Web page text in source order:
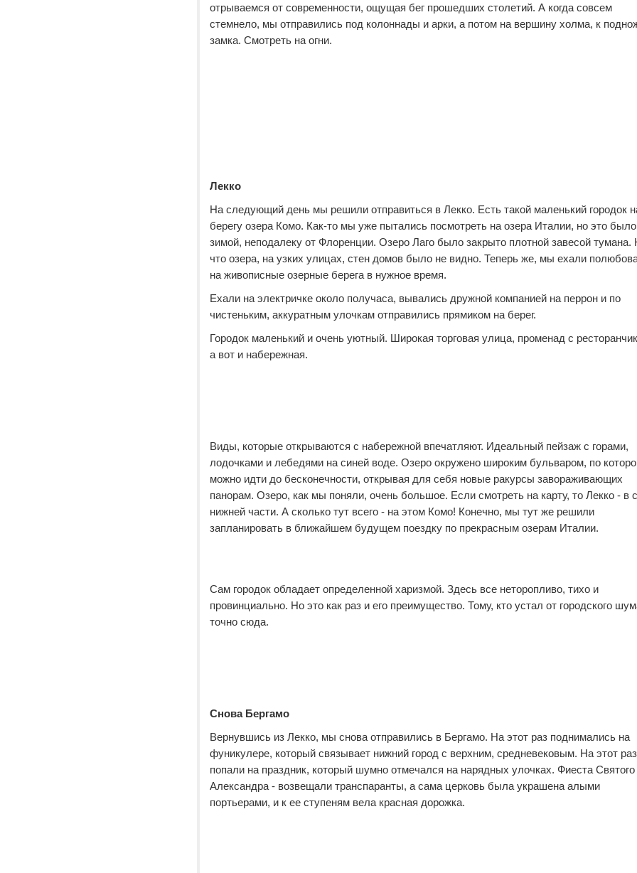
отрываемся от современности, ощущая бег прошедших столетий. А когда совсем
стемнело, мы отправились под колоннады и арки, а потом на вершину холма, к
замка. Смотреть на огни.
Лекко
На следующий день мы решили отправиться в Лекко. Есть такой маленький городок
берегу озера Комо. Как-то мы уже пытались посмотреть на озера Италии, но это было
зимой, неподалеку от Флоренции. Озеро Лаго было закрыто плотной завесой тумана.
что озера, на узких улицах, стен домов было не видно. Теперь же, мы ехали
на живописные озерные берега в нужное время.
Ехали на электричке около получаса, вывались дружной компанией на перрон и по
чистеньким, аккуратным улочкам отправились прямиком на берег.
Городок маленький и очень уютный. Широкая торговая улица, променад с
а вот и набережная.
2 0
Виды, которые открываются с набережной впечатляют. Идеальный пейзаж с горами,
лодочками и лебедями на синей воде. Озеро окружено широким бульваром, по
можно идти до бесконечности, открывая для себя новые ракурсы завораживающих
панорам. Озеро, как мы поняли, очень большое. Если смотреть на карту, то Лекко - в
нижней части. А сколько тут всего - на этом Комо! Конечно, мы тут же решили
запланировать в ближайшем будущем поездку по прекрасным озерам Италии.
0 0
Сам городок обладает определенной харизмой. Здесь все неторопливо, тихо и
провинциально. Но это как раз и его преимущество. Тому, кто устал от городского
точно сюда.
Снова Бергамо
Вернувшись из Лекко, мы снова отправились в Бергамо. На этот раз поднимались на
фуникулере, который связывает нижний город с верхним, средневековым. На этот раз
попали на праздник, который шумно отмечался на нарядных улочках. Фиеста Святого
Александра - возвещали транспаранты, а сама церковь была украшена алыми
портьерами, и к ее ступеням вела красная дорожка.